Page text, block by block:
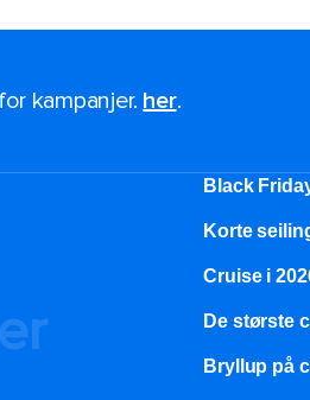
kampanjer. her.
Black
Korte
Cruise i
De største
Bryllup på